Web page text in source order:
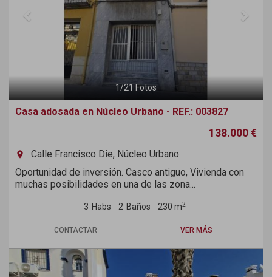
1 /21Fotos
Casa adosada en Núcleo Urbano - REF.: 003827
138.000 €
room
Calle Francisco Die, Núcleo Urbano
Oportunidad de inversión. Casco antiguo, Vivienda con
muchas posibilidades en una de las zona...
3 Habs 2 Baños 230 m2
CONTACTAR VER MÁS
Previous